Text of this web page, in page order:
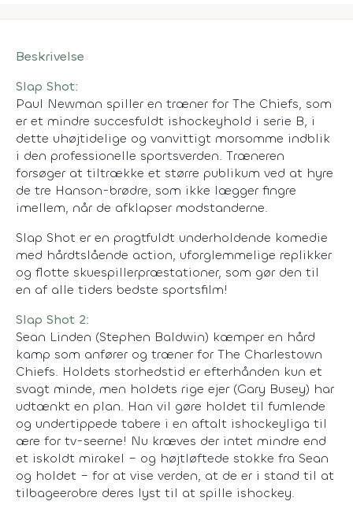
Beskrivelse
Slap Shot:
Paul Newman spiller en træner for The Chiefs, som
er et mindre succesfuldt ishockeyhold i serie B, i
dette uhøjtidelige og vanvittigt morsomme indblik
i den professionelle sportsverden. Træneren
forsøger at tiltrække et større publikum ved at hyre
de tre Hanson-brødre, som ikke lægger fingre
imellem, når de afklapser modstanderne.
Slap Shot er en pragtfuldt underholdende komedie
med hårdtslående action, uforglemmelige replikker
og flotte skuespillerpræstationer, som gør den til
en af alle tiders bedste sportsfilm!
Slap Shot 2:
Sean Linden (Stephen Baldwin) kæmper en hård
kamp som anfører og træner for The Charlestown
Chiefs. Holdets storhedstid er efterhånden kun et
svagt minde, men holdets rige ejer (Gary Busey) har
udtænkt en plan. Han vil gøre holdet til fumlende
og undertippede tabere i en aftalt ishockeyliga til
ære for tv-seerne! Nu kræves der intet mindre end
et iskoldt mirakel – og højtløftede stokke fra Sean
og holdet – for at vise verden, at de er i stand til at
tilbageerobre deres lyst til at spille ishockey.